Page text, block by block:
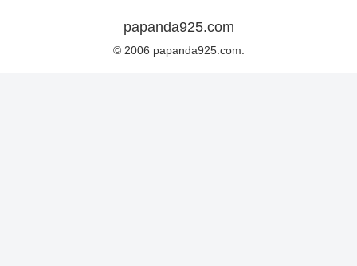
papanda925.com
© 2006 papanda925.com.